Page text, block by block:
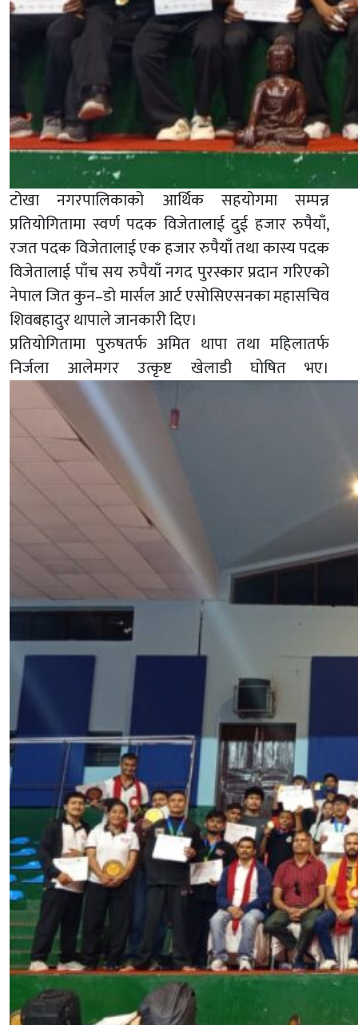
टोखा नगरपालिकाको आर्थिक सहयोगमा सम्पन्न
प्रतियोगितामा स्वर्ण पदक विजेतालाई दुई हजार रुपैयाँ,
रजत पदक विजेतालाई एक हजार रुपैयाँ तथा कास्य पदक
विजेतालाई पाँच सय रुपैयाँ नगद पुरस्कार प्रदान गरिएको
नेपाल जित कुन–डो मार्सल आर्ट एसोसिएसनका महासचिव
शिवबहादुर थापाले जानकारी दिए।
प्रतियाेगितामा पुरुषतर्फ अमित थापा तथा महिलातर्फ
निर्जला आलेमगर उत्कृष्ट खेलाडी घाेषित भए।